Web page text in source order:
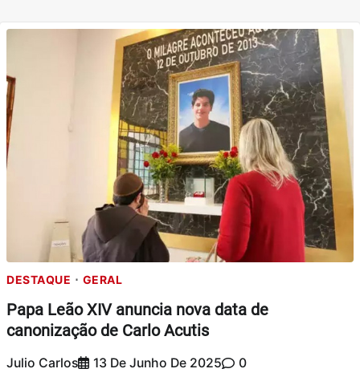
DESTAQUE GERAL
Papa Leão XIV anuncia nova data de
canonização de Carlo Acutis
Julio Carlos 13 De Junho De 2025 0